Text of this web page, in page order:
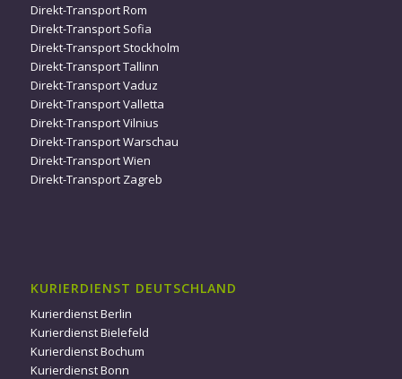
Direkt-Transport Rom
Direkt-Transport Sofia
Direkt-Transport Stockholm
Direkt-Transport Tallinn
Direkt-Transport Vaduz
Direkt-Transport Valletta
Direkt-Transport Vilnius
Direkt-Transport Warschau
Direkt-Transport Wien
Direkt-Transport Zagreb
KURIERDIENST DEUTSCHLAND
Kurierdienst Berlin
Kurierdienst Bielefeld
Kurierdienst Bochum
Kurierdienst Bonn